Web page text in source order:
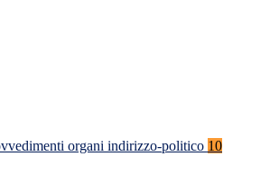
organi indirizzo-politico 10